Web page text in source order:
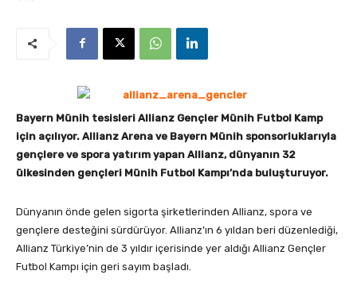
Bayern Münih tesisleri Allianz Gençler Münih Futbol Kamp
için açılıyor. Allianz Arena ve Bayern Münih sponsorluklarıyla
gençlere ve spora yatırım yapan Allianz, dünyanın 32
ülkesinden gençleri Münih Futbol Kampı’nda buluşturuyor.
Dünyanın önde gelen sigorta şirketlerinden Allianz, spora ve
gençlere desteğini sürdürüyor. Allianz’ın 6 yıldan beri düzenlediği,
Allianz Türkiye’nin de 3 yıldır içerisinde yer aldığı Allianz Gençler
Futbol Kampı için geri sayım başladı.